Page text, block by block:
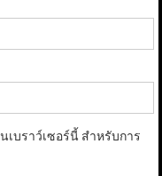
บราว์เซอร์นี้ สำหรับการ